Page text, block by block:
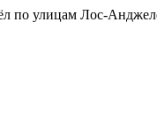
по улицам Лос-